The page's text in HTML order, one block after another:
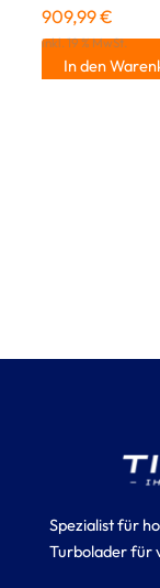
909,99€
inkl. 19 % MwSt.
In den
Spezialist für
Turbolader für